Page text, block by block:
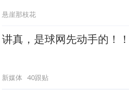
悬崖那枝花
讲真，是球网先动手的！！
新媒体 40跟贴